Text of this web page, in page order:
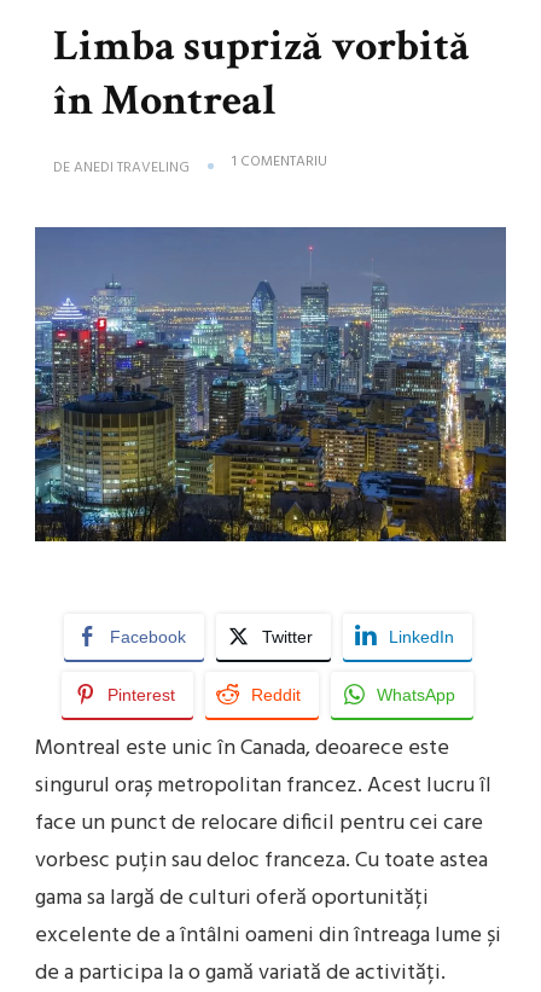
Limba supriză vorbită
în Montreal
DEANEDI TRAVELING 1 COMENTARIU
VORBITĂ
MONTREAL
Facebook Twitter LinkedIn
Pinterest Reddit WhatsApp
Montreal este unic în Canada, deoarece este
singurul oraș metropolitan francez. Acest lucru îl
face un punct de relocare dificil pentru cei care
vorbesc puțin sau deloc franceza. Cu toate astea
gama sa largă de culturi oferă oportunități
excelente de a întâlni oameni din întreaga lume și
de a participa la o gamă variată de activități.